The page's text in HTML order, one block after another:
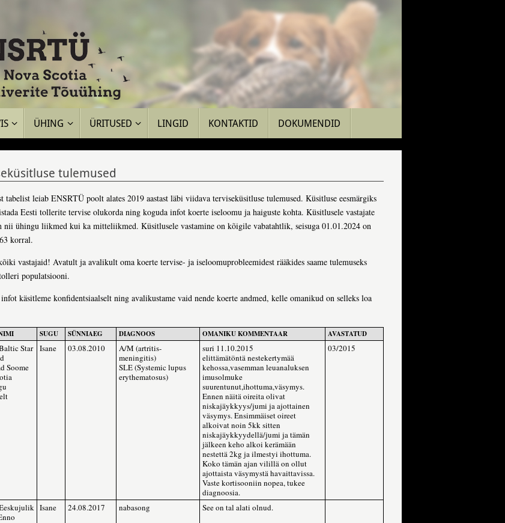
ÜHING ÜRITUSED LINGID KONTAKTID DOKUMENDID
tulemused
tabelist leiab ENSRTÜ poolt alates 2019 aastast läbi viidava terviseküsitluse tulemused. Küsitluse eesmärgiks
Eesti tollerite tervise olukorda ning koguda infot koerte iseloomu ja haiguste kohta. Küsitlusele vastajate
nii ühingu liikmed kui ka mitteliikmed. Küsitlusele vastamine on kõigile vabatahtlik, seisuga 01.01.2024 on
korral.
vastajaid! Avatult ja avalikult oma koerte tervise- ja iseloomuprobleemidest rääkides saame tulemuseks
populatsiooni.
käsitleme konfidentsiaalselt ning avalikustame vaid nende koerte andmed, kelle omanikud on selleks loa
SUGU SÜNNIAEG DIAGNOOS OMANIKU KOMMENTAAR AVASTATUD
Star
Soome
Isane 03.08.2010
A/M (artritis-
meningitis)
SLE (Systemic lupus
erythematosus)
suri 11.10.2015
elittämätöntä nestekertymää
kehossa,vasemman leuanaluksen
imusolmuke
suurentunut,ihottuma,väsymys.
Ennen näitä oireita olivat
niskajäykkyys/jumi ja ajottainen
väsymys. Ensimmäiset oireet
alkoivat noin 5kk sitten
niskajäykkyydellä/jumi ja tämän
jälkeen keho alkoi kerämään
nestettä 2kg ja ilmestyi ihottuma.
Koko tämän ajan vilillä on ollut
ajottaista väsymystä havaittavissa.
Vaste kortisooniin nopea, tukee
diagnoosia.
03/2015
Isane 24.08.2017 nabasong See on tal alati olnud.